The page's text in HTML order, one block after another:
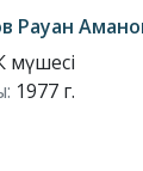
Рауан
мүшесі
1977 г.